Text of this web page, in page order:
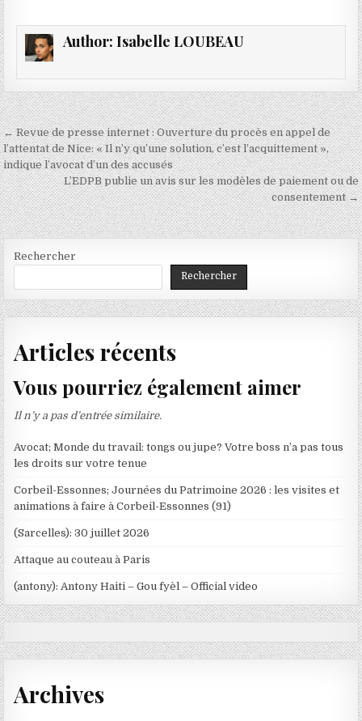
Author: Isabelle LOUBEAU
Navigation
de
l’article
← Revue de presse internet : Ouverture du procès en appel de
l’attentat de Nice: « Il n’y qu’une solution, c’est l’acquittement »,
indique l’avocat d’un des accusés
L’EDPB publie un avis sur les modèles de paiement ou de
consentement →
Rechercher
Rechercher
Articles récents
Vous pourriez également aimer
Il n’y a pas d’entrée similaire.
Avocat; Monde du travail: tongs ou jupe? Votre boss n’a pas tous
les droits sur votre tenue
Corbeil-Essonnes; Journées du Patrimoine 2026 : les visites et
animations à faire à Corbeil-Essonnes (91)
(Sarcelles): 30 juillet 2026
Attaque au couteau à Paris
(antony): Antony Haiti – Gou fyèl – Official video
Archives